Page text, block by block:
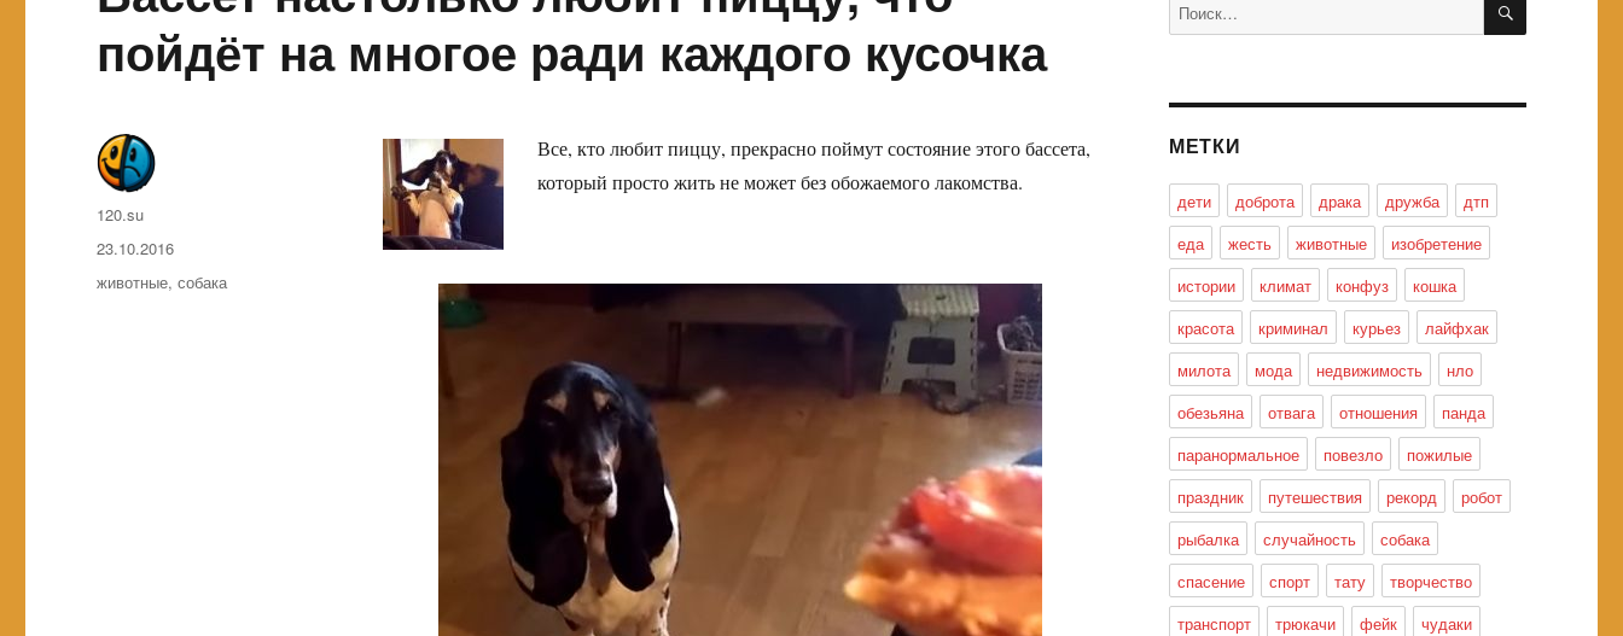
пойдёт на многое ради каждого кусочка
Все, кто любит пиццу, прекрасно поймут состояние этого бассета,
который просто жить не может без обожаемого лакомства.
Автор
120.su
Опубликовано
23.10.2016
Метки
животные,собака
МЕТКИ
дети доброта драка дружба
дтп
еда
жесть животные
изобретение
истории
климат конфуз
кошка
красота
криминал курьез
лайфхак
милота
мода недвижимость
нло
обезьяна
отвага отношения
панда
паранормальное
повезло
пожилые
праздник
путешествия рекорд
робот
рыбалка
случайность
собака
спасение
спорт тату
творчество
транспорт
трюкачи фейк
чудаки